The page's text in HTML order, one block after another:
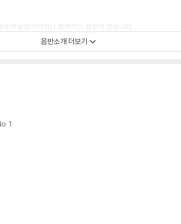
게 울렁거리거나 휘어지는 경우가 있습니다.
재생이 가능합니다.
게 유지되도록 디스크 센터 홀 구경이 작게 제작되는 경우
경우가 있으며, 이는 상품의 불량이 아닙니다. 단, 재생에
합니다.
우도 있습니다.
센터에 문의 바랍니다.
음반소개 더보기
1